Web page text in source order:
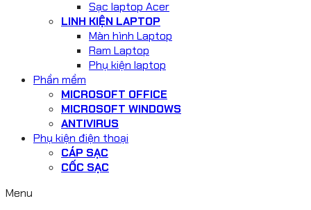
Sạc laptop Acer
LINH KIỆN LAPTOP
Màn hình Laptop
Ram Laptop
Phụ kiện laptop
Phần mềm
MICROSOFT OFFICE
MICROSOFT WINDOWS
ANTIVIRUS
Phụ kiện điện thoại
CÁP SẠC
CỐC SẠC
Menu